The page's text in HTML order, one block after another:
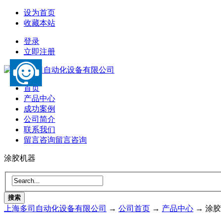
设为首页
收藏本站
登录
立即注册
首页
产品中心
成功案例
公司简介
联系我们
留言咨询留言咨询
涂胶机器
搜索
上海多司自动化设备有限公司 → 公司首页 → 产品中心 → 涂